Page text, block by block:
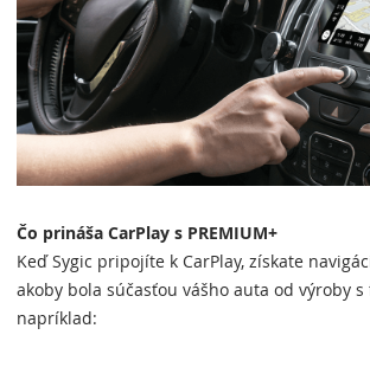
Čo prináša CarPlay s PREMIUM+
Keď Sygic pripojíte k CarPlay, získate
akoby bola súčasťou vášho auta od výroby
napríklad: